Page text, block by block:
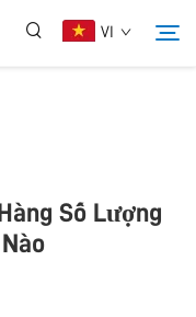
VI
Số Lượng